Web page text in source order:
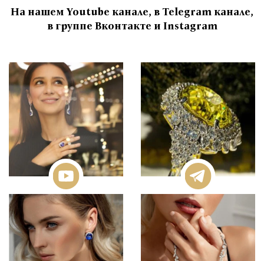
На нашем Youtube канале, в Telegram канале,
в группе Вконтакте и Instagram